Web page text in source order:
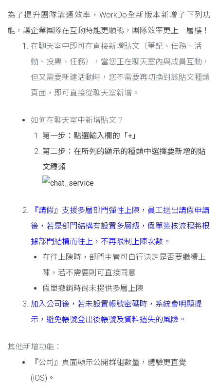
為了提升團隊溝通效率，WorkDo全新版本新增了下列功
能，讓企業團隊在互動時能更順暢，團隊效率更上一層樓！
在聊天室中即可在直接新增貼文（筆記、任務、活
動、投票、任務），當您正在聊天室內與成員互動，
但又需要新建活動時，您不需要再切換到該貼文種類
頁面，即可直接從聊天室新增。
如何在聊天室中新增貼文？
第一步：點選輸入欄的「+」
第二步：在所列的顯示的種類中選擇要新增的貼
文種類
『請假』支援多層部門彈性上陳，員工送出請假申請
後，若是部門結構有設置多層級，假單簽核流程將根
據部門結構而往上，不再限制上陳次數。
在往上陳時，部門主管可自行決定是否要繼續上
陳，若不需要則可直接同意
假單撤銷時尚未提供多層上陳
加入公司後，若未設置帳號密碼時，系統會明顯提
示，避免帳號登出後帳號及資料遺失的風險。
其他新增功能：
『公司』頁面顯示公開群組數量，體驗更直覺
(iOS)。